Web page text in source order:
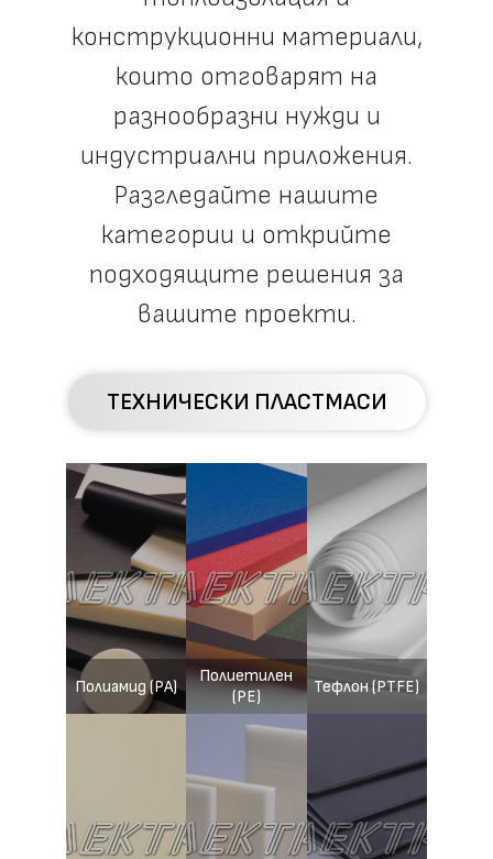
конструкционни материали,
които отговарят на
разнообразни нужди и
индустриални приложения.
Разгледайте нашите
категории и открийте
подходящите решения за
вашите проекти.
ТЕХНИЧЕСКИ ПЛАСТМАСИ
Полиамид (PA)
Полиетилен
(PE)
Тефлон (PTFE)